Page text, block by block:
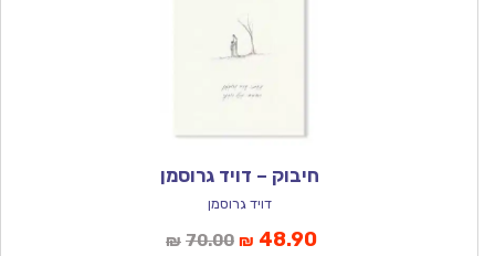
חיבוק – דויד גרוסמן
דויד גרוסמן
₪ 70.00המחיר
₪ 48.90המחיר